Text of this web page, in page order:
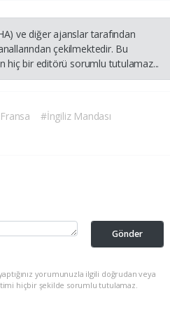
ve diğer ajanslar tarafından
çekilmektedir. Bu
hiç bir editörü sorumlu tutulamaz...
#İngiliz Mandası
Gönder
yorumunuzla ilgili doğrudan veya
hiçbir şekilde sorumlu tutulamaz.